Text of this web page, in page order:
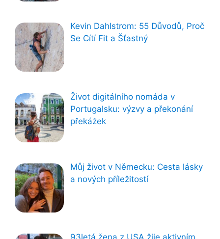
Kevin Dahlstrom: 55 Důvodů, Proč
Se Cítí Fit a Šťastný
Život digitálního nomáda v
Portugalsku: výzvy a překonání
překážek
Můj život v Německu: Cesta lásky
a nových příležitostí